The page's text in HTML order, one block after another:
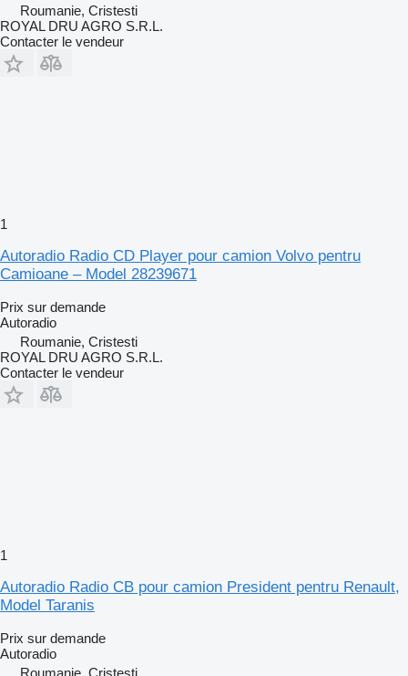
Roumanie, Cristesti
ROYAL DRU AGRO S.R.L.
Contacter le vendeur
1
Autoradio Radio CD Player pour camion Volvo pentru
Camioane – Model 28239671
Prix sur demande
Autoradio
Roumanie, Cristesti
ROYAL DRU AGRO S.R.L.
Contacter le vendeur
1
Autoradio Radio CB pour camion President pentru Renault,
Model Taranis
Prix sur demande
Autoradio
Roumanie, Cristesti